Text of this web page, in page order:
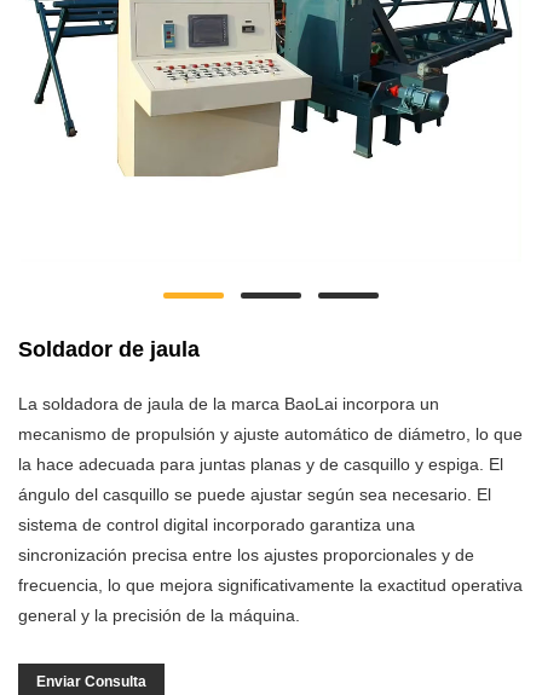
Soldador de jaula
La soldadora de jaula de la marca BaoLai incorpora un
mecanismo de propulsión y ajuste automático de diámetro, lo que
la hace adecuada para juntas planas y de casquillo y espiga. El
ángulo del casquillo se puede ajustar según sea necesario. El
sistema de control digital incorporado garantiza una
sincronización precisa entre los ajustes proporcionales y de
frecuencia, lo que mejora significativamente la exactitud operativa
general y la precisión de la máquina.
Enviar Consulta